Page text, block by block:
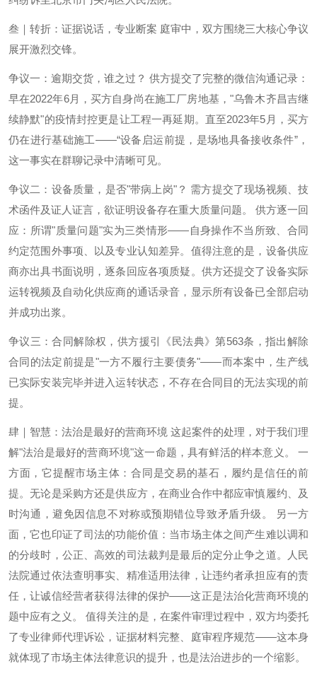
叁｜转折：证据说话，专业断案 庭审中，双方围绕三大核心争议
展开激烈交锋。
争议一：逾期交货，谁之过？ 供方提交了完整的微信沟通记录：
早在2022年6月，买方自身尚在施工厂房地基，"乌鲁木齐昌吉继
续静默"的疫情封控更是让工程一再延期。直至2023年5月，买方
仍在进行基础施工——“设备启运前提，是场地具备接收条件”，
这一事实在群聊记录中清晰可见。
争议二：设备质量，是否"带病上岗"？ 需方提交了现场视频、技
术函件及证人证言，欲证明设备存在重大质量问题。 供方逐一回
应：所谓"质量问题"实为三类情形——自身操作不当所致、合同
约定范围外事项、以及专业认知差异。值得注意的是，设备供应
商亦出具书面说明，逐条回应各项质疑。供方还提交了设备实际
运转视频及自动化供应商的通话录音，显示所有设备已全部启动
并成功出浆。
争议三：合同解除权，供方援引《民法典》第563条，指出解除
合同的法定前提是"一方不履行主要债务"——而本案中，生产线
已实际安装完毕并进入运转状态，不存在合同目的无法实现的前
提。
肆｜智慧：法治是最好的营商环境 这起案件的处理，对于我们理
解"法治是最好的营商环境"这一命题，具有鲜活的样本意义。 一
方面，它提醒市场主体：合同是交易的基石，履约是信任的前
提。无论是采购方还是供应方，在商业合作中都应审慎履约、及
时沟通，避免因信息不对称或预期错位导致矛盾升级。 另一方
面，它也印证了司法的功能价值：当市场主体之间产生难以调和
的分歧时，公正、高效的司法裁判是最后的定分止争之道。人民
法院通过依法查明事实、精准适用法律，让违约者承担应有的责
任，让诚信经营者获得法律的保护——这正是法治化营商环境的
题中应有之义。 值得关注的是，在案件审理过程中，双方均委托
了专业律师代理诉讼，证据材料完整、庭审程序规范——这本身
就体现了市场主体法律意识的提升，也是法治进步的一个缩影。